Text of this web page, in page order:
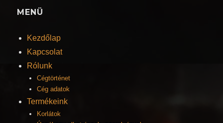
MENÜ
Kezdőlap
Kapcsolat
Rólunk
Cégtörténet
Cég adatok
Termékeink
Korlátok